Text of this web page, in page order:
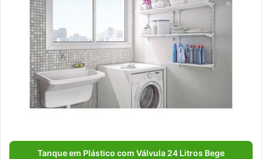
Tanque em Plástico com Válvula 24 Litros Bege